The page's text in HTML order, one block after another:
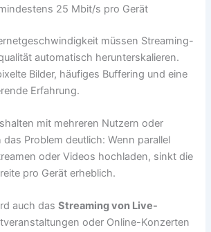
25 Mbit/s pro Gerät
müssen Streaming-
automatisch herunterskalieren.
Bilder, häufiges Buffering und eine
Erfahrung.
mit mehreren Nutzern oder
Problem deutlich: Wenn parallel
oder Videos hochladen, sinkt die
pro Gerät erheblich.
auch dasStreaming von Live-
oder Online-Konzerten